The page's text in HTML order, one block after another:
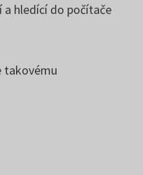
hledící do počítače
takovému